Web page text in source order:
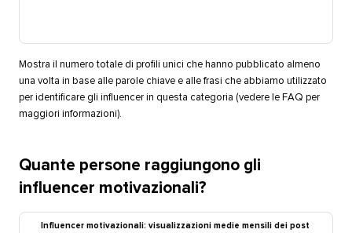
Mostra il numero totale di profili unici che hanno pubblicato almeno
una volta in base alle parole chiave e alle frasi che abbiamo utilizzato
per identificare gli influencer in questa categoria (vedere le FAQ per
maggiori informazioni).​​
Quante persone raggiungono gli
influencer motivazionali?​​
Influencer motivazionali: visualizzazioni medie mensili dei post​​